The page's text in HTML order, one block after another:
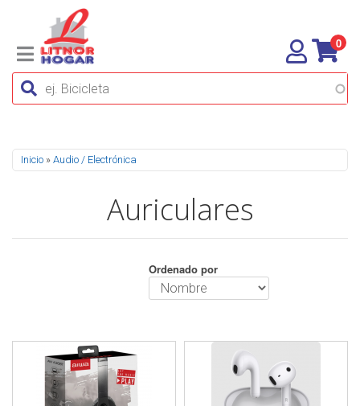
0
Se encuentra usted aquí
Inicio » Audio / Electrónica
Auriculares
Ordenado por